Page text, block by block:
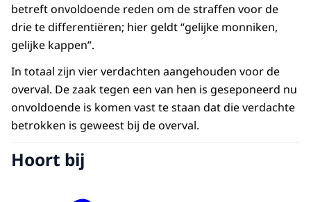
betreft onvoldoende reden om de straffen voor de
drie te differentiëren; hier geldt “gelijke monniken,
gelijke kappen”.
In totaal zijn vier verdachten aangehouden voor de
overval. De zaak tegen een van hen is geseponeerd nu
onvoldoende is komen vast te staan dat die verdachte
betrokken is geweest bij de overval.
Hoort bij